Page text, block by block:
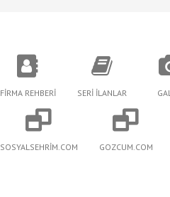
FİRMA REHBERİ SERİ İLANLAR
SOSYALSEHRİM.COM GOZCUM.COM